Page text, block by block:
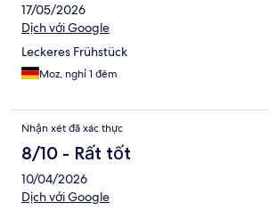
17/05/2026
Dịch với Google
Leckeres Frühstück
Moz, nghỉ 1 đêm
Nhận xét đã xác thực
8/10 - Rất tốt
10/04/2026
Dịch với Google